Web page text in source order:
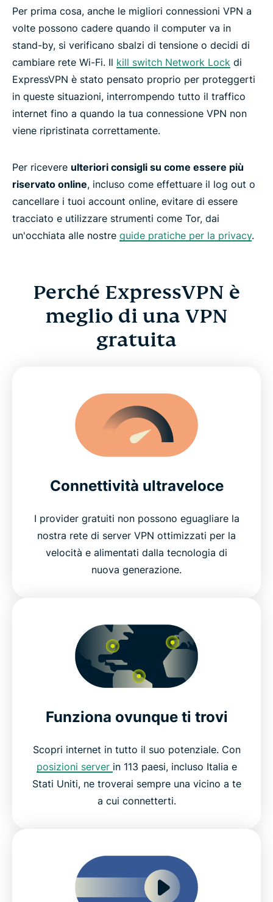
Per prima cosa, anche le migliori connessioni VPN a
volte possono cadere quando il computer va in
stand-by, si verificano sbalzi di tensione o decidi di
cambiare rete Wi-Fi. Il kill switch Network Lock di
ExpressVPN è stato pensato proprio per proteggerti
in queste situazioni, interrompendo tutto il traffico
internet fino a quando la tua connessione VPN non
viene ripristinata correttamente.
Per ricevere ulteriori consigli su come essere più
riservato online, incluso come effettuare il log out o
cancellare i tuoi account online, evitare di essere
tracciato e utilizzare strumenti come Tor, dai
un'occhiata alle nostre guide pratiche per la privacy.
Perché ExpressVPN è
meglio di una VPN
gratuita
Connettività ultraveloce
I provider gratuiti non possono eguagliare la
nostra rete di server VPN ottimizzati per la
velocità e alimentati dalla tecnologia di
nuova generazione.
Funziona ovunque ti trovi
Scopri internet in tutto il suo potenziale. Con
posizioni server in 113 paesi, incluso Italia e
Stati Uniti, ne troverai sempre una vicino a te
a cui connetterti.